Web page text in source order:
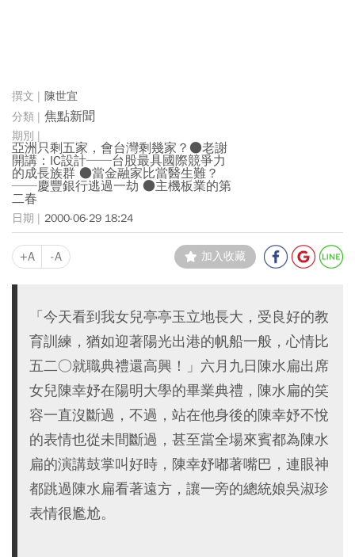
陳世宜
焦點新聞
亞洲只剩五家，會台灣剩幾家？●老謝
開講：IC設計──台股最具國際競爭力
的成長族群 ●當金融家比當醫生難？
──慶豐銀行逃過一劫 ●主機板業的第
二春
2000-06-29 18:24
+A -A 加入收藏
「今天看到我女兒亭亭玉立地長大，受良好的教
育訓練，猶如迎著陽光出港的帆船一般，心情比
五二○就職典禮還高興！」六月九日陳水扁出席
女兒陳幸妤在陽明大學的畢業典禮，陳水扁的笑
容一直沒斷過，不過，站在他身後的陳幸妤不悅
的表情也從未間斷過，甚至當全場來賓都為陳水
扁的演講鼓掌叫好時，陳幸妤嘟著嘴巴，連眼神
都跳過陳水扁看著遠方，讓一旁的總統娘吳淑珍
表情很尷尬。